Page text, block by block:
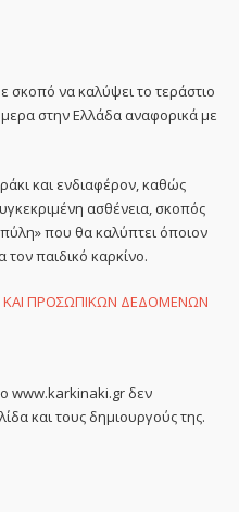
σκοπό να καλύψει το τεράστιο
στην Ελλάδα αναφορικά με
και ενδιαφέρον, καθώς
ασθένεια, σκοπός
που θα καλύπτει όποιον
τον παιδικό καρκίνο.
ΚΑΙ ΠΡΟΣΩΠΙΚΩΝ ΔΕΔΟΜΕΝΩΝ
www.karkinaki.gr δεν
και τους δημιουργούς της.